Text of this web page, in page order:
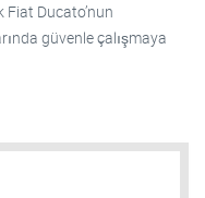
Ducato’nun
güvenle çalışmaya